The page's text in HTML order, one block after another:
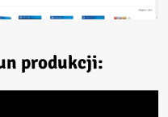
produkcji: